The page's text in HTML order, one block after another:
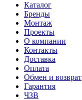
Каталог
Бренды
Монтаж
Проекты
О компании
Контакты
Доставка
Оплата
Обмен и возврат
Гарантия
ЧЗВ